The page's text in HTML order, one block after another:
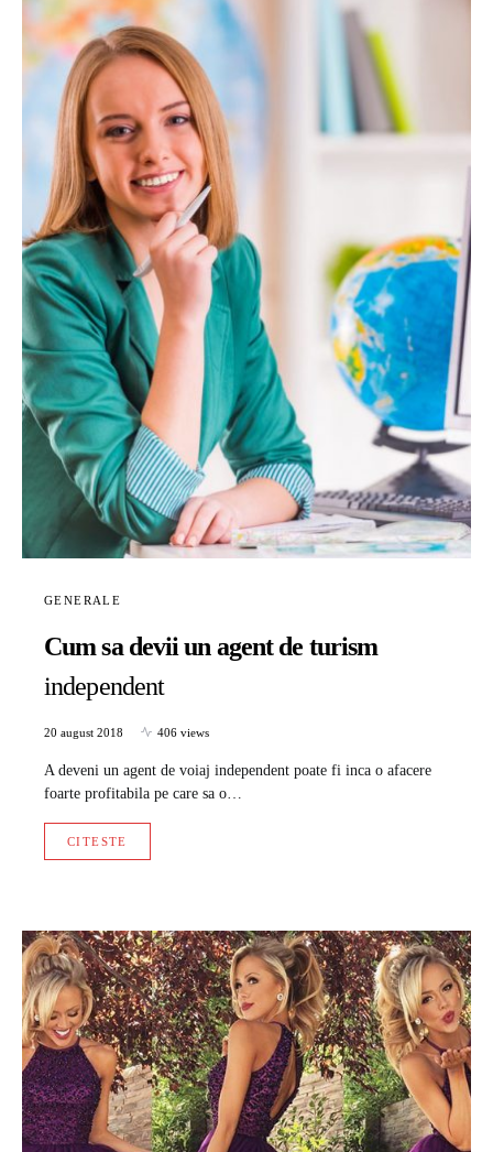
GENERALE
Cum sa devii un agent de turism
independent
20 august 2018 406 views
A deveni un agent de voiaj independent poate fi inca o afacere
foarte profitabila pe care sa o…
CITESTE